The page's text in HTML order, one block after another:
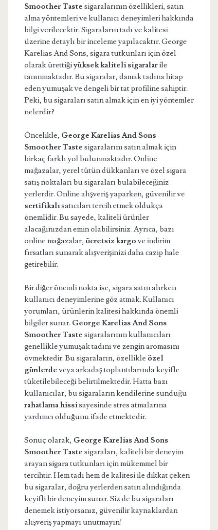
Smoother Taste sigaralarının özellikleri, satın
alma yöntemleri ve kullanıcı deneyimleri hakkında
bilgi verilecektir. Sigaraların tadı ve kalitesi
üzerine detaylı bir inceleme yapılacaktır. George
Karelias And Sons, sigara tutkunları için özel
olarak ürettiğiyüksek kaliteli sigaralarile
tanınmaktadır. Bu sigaralar, damak tadına hitap
eden yumuşak ve dengeli bir tat profiline sahiptir.
Peki, bu sigaraları satın almak için en iyi yöntemler
nelerdir?
Öncelikle, George Karelias And Sons
Smoother Taste sigaralarını satın almak için
birkaç farklı yol bulunmaktadır. Online
mağazalar, yerel tütün dükkanları ve özel sigara
satış noktaları bu sigaraları bulabileceğiniz
yerlerdir. Online alışveriş yaparken, güvenilir ve
sertifikalısatıcıları tercih etmek oldukça
önemlidir. Bu sayede, kaliteli ürünler
alacağınızdan emin olabilirsiniz. Ayrıca, bazı
online mağazalar, ücretsiz kargove indirim
fırsatları sunarak alışverişinizi daha cazip hale
getirebilir.
Bir diğer önemli nokta ise, sigara satın alırken
kullanıcı deneyimlerine göz atmak. Kullanıcı
yorumları, ürünlerin kalitesi hakkında önemli
bilgiler sunar. George Karelias And Sons
Smoother Taste sigaralarının kullanıcıları
genellikle yumuşak tadını ve zengin aromasını
övmektedir. Bu sigaraların, özellikle özel
günlerdeveya arkadaş toplantılarında keyifle
tüketilebileceği belirtilmektedir. Hatta bazı
kullanıcılar, bu sigaraların kendilerine sunduğu
rahatlama hissisayesinde stres atmalarına
yardımcı olduğunu ifade etmektedir.
Sonuç olarak, George Karelias And Sons
Smoother Taste sigaraları, kaliteli bir deneyim
arayan sigara tutkunları için mükemmel bir
tercihtir. Hem tadı hem de kalitesi ile dikkat çeken
bu sigaralar, doğru yerlerden satın alındığında
keyifli bir deneyim sunar. Siz de bu sigaraları
denemek istiyorsanız, güvenilir kaynaklardan
alışveriş yapmayı unutmayın!